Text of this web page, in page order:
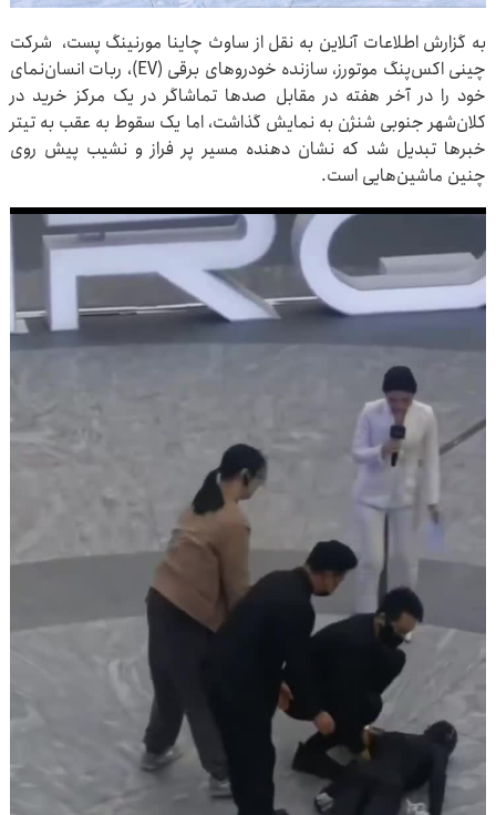
به گزارش اطلاعات آنلاین به نقل از ساوث چاینا مورنینگ پست، شرکت
چینی اکس‌پنگ موتورز، سازنده خودروهای برقی (EV)، ربات انسان‌نمای
خود را در آخر هفته در مقابل صدها تماشاگر در یک مرکز خرید در
کلان‌شهر جنوبی شنژن به نمایش گذاشت، اما یک سقوط به عقب به تیتر
خبرها تبدیل شد که نشان دهنده مسیر پر فراز و نشیب پیش روی
چنین ماشین‌هایی است.